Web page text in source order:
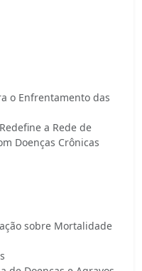
o Enfrentamento das
a Rede de
sobre Mortalidade